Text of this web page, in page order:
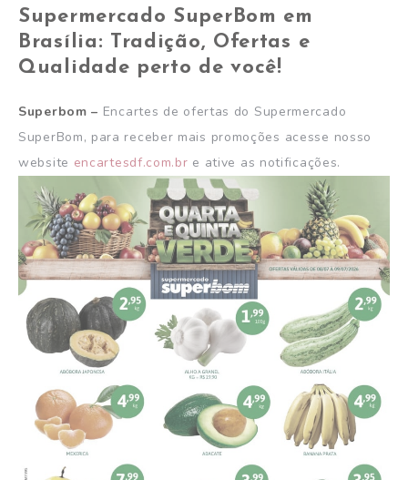
Supermercado SuperBom em
Brasília: Tradição, Ofertas e
Qualidade perto de você!
Superbom – Encartes de ofertas do Supermercado
SuperBom, para receber mais promoções acesse nosso
website encartesdf.com.br e ative as notificações.